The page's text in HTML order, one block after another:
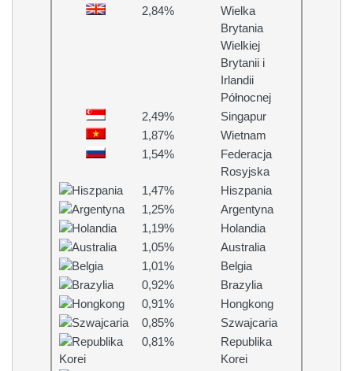
2,84%
Wielka
Brytania
Wielkiej
Brytanii i
Irlandii
Północnej
2,49%
Singapur
1,87%
Wietnam
1,54%
Federacja
Rosyjska
1,47%
Hiszpania
1,25%
Argentyna
1,19%
Holandia
1,05%
Australia
1,01%
Belgia
0,92%
Brazylia
0,91%
Hongkong
0,85%
Szwajcaria
0,81%
Republika
Korei